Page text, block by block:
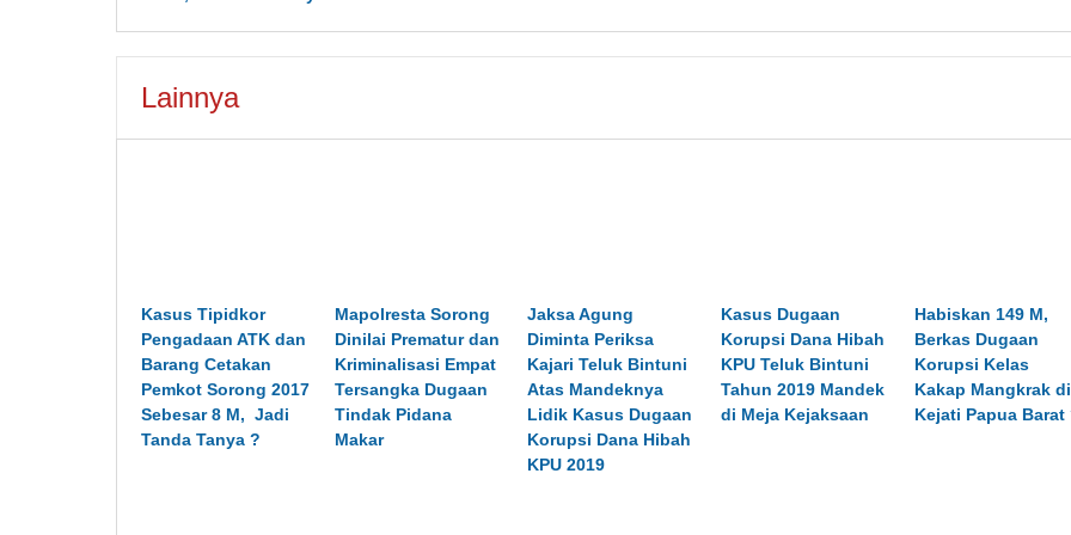
Lainnya
Kasus Tipidkor
Pengadaan ATK dan
Barang Cetakan
Pemkot Sorong 2017
Sebesar 8 M, Jadi
Tanda Tanya ?
Mapolresta Sorong
Dinilai Prematur dan
Kriminalisasi Empat
Tersangka Dugaan
Tindak Pidana
Makar
Jaksa Agung
Diminta Periksa
Kajari Teluk Bintuni
Atas Mandeknya
Lidik Kasus Dugaan
Korupsi Dana Hibah
KPU 2019
Kasus Dugaan
Korupsi Dana Hibah
KPU Teluk Bintuni
Tahun 2019 Mandek
di Meja Kejaksaan
Habiskan 149 M,
Berkas Dugaan
Korupsi Kelas
Kakap Mangkrak di
Kejati Papua Barat